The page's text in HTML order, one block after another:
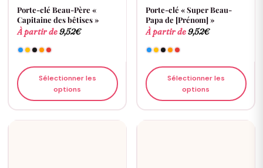
Porte-clé Beau-Père «
Capitaine des bêtises »
À partir de9,52€
Sélectionner les
options
Porte-clé « Super Beau-
Papa de [Prénom] »
À partir de9,52€
Sélectionner les
options